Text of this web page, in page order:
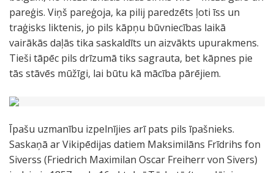
pareģis. Viņš pareģoja, ka pilij paredzēts ļoti īss un
traģisks liktenis, jo pils kāpņu būvniecības laikā
vairākās daļās tika saskaldīts un aizvākts upurakmens.
Tieši tāpēc pils drīzumā tiks sagrauta, bet kāpnes pie
tās stāvēs mūžīgi, lai būtu kā mācība pārējiem.
Īpašu uzmanību izpelnījies arī pats pils īpašnieks.
Saskaņā ar Vikipēdijas datiem Maksimilāns Frīdrihs fon
Siverss (Friedrich Maximilan Oscar Freiherr von Sivers)